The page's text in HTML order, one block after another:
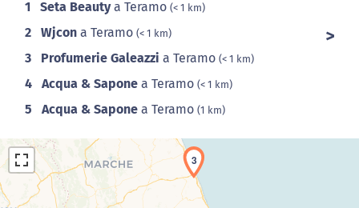
1 Seta Beautya Teramo (< 1 km)
2 Wjcon a Teramo (< 1 km)
3 Profumerie Galeazzi a Teramo (< 1 km)
4 Acqua & Sapone a Teramo (< 1 km)
5 Acqua & Sapone a Teramo (1 km)
3